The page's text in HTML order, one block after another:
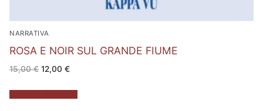
NARRATIVA
ROSA E NOIR SUL GRANDE FIUME
15,00€ Il
prezzo
era:
15,00 €.
12,00 €Il
è:
12,00 €.